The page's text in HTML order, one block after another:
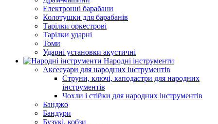
Електронні барабани
Колотушки для барабанів
Тарілки оркестрові
Тарілки ударні
Томи
Ударні установки акустичні
Народні інструменти
Аксесуари для народних інструментів
Струни, ключі, каподастри для народних
інструментів
Чохли і стійки для народних інструментів
Банджо
Бандури
Бузукі, кобзи